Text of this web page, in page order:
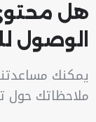
هل
الوصول
يمكنك
ملاحظاتك حول